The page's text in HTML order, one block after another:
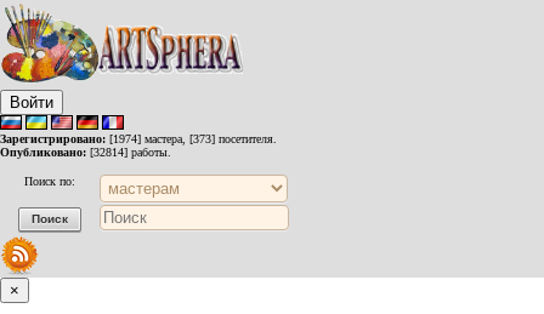
Войти
Зарегистрировано: [1974] мастера, [373] посетителя.
Опубликовано: [32814] работы.
Поиск по:
×